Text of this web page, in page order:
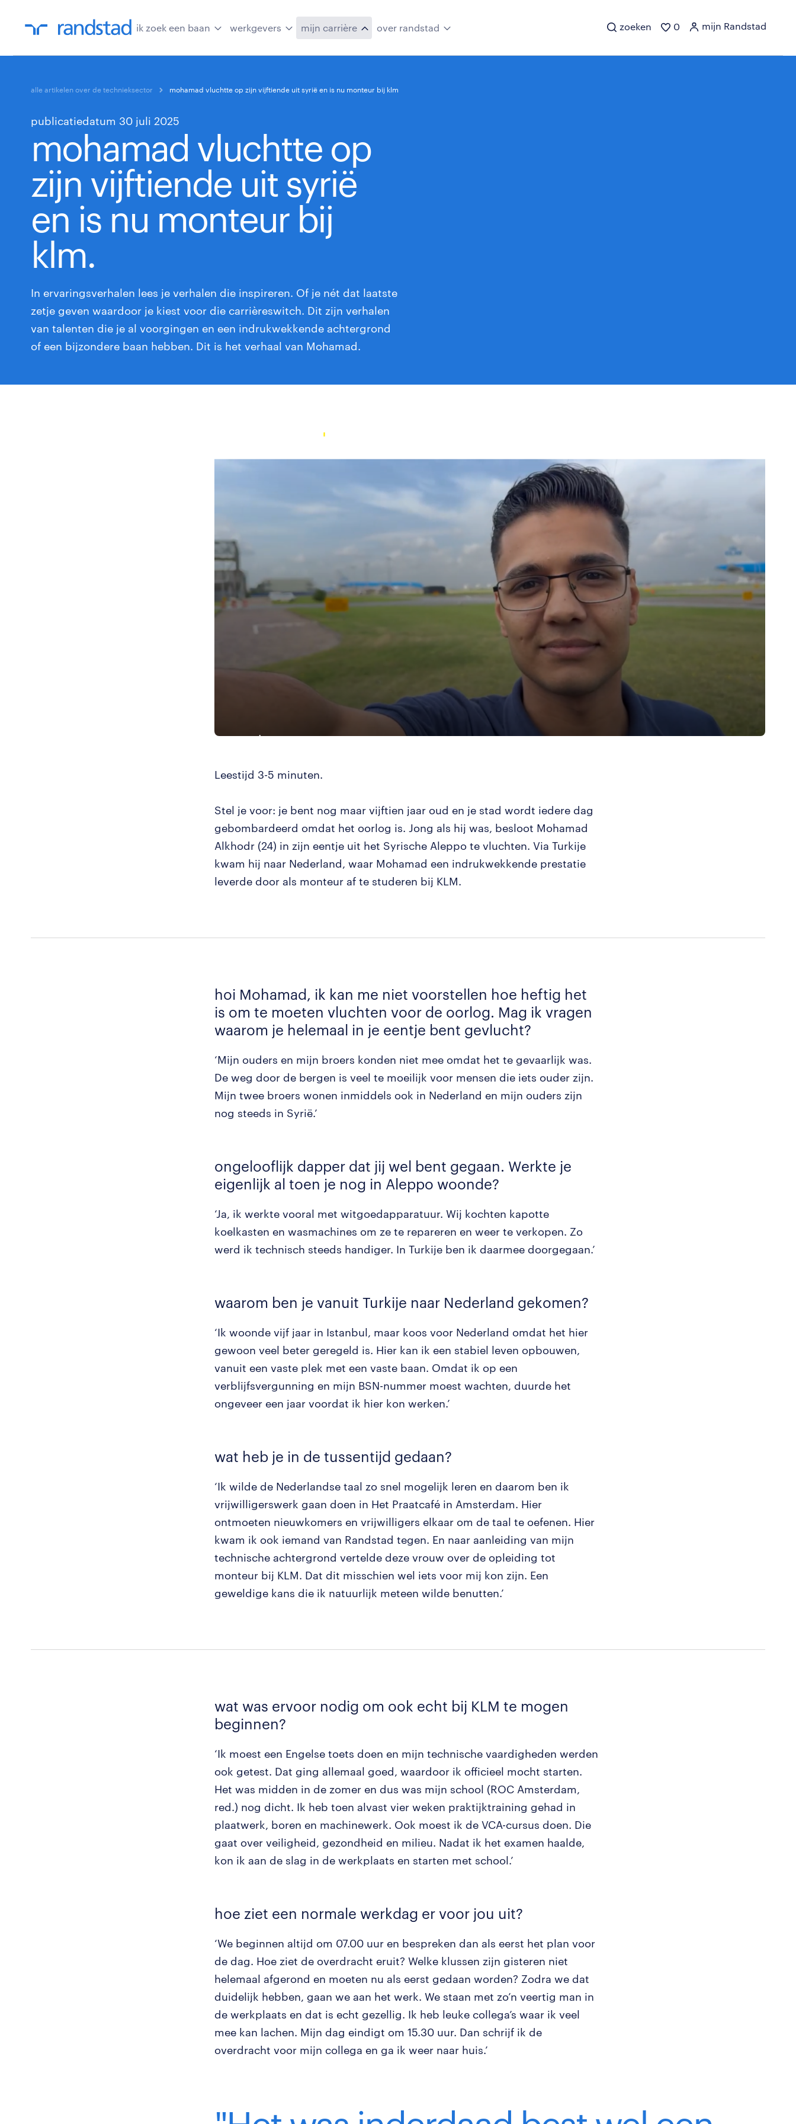
ik zoek een baan werkgevers mijn carrière over randstad zoeken 0 mijn Randstad
alle artikelen over de technieksector mohamad vluchtte op zijn vijftiende uit syrië en is nu monteur bij klm
publicatiedatum 30 juli 2025
mohamad vluchtte op
zijn vijftiende uit syrië
en is nu monteur bij
klm.
In ervaringsverhalen lees je verhalen die inspireren. Of je nét dat laatste
zetje geven waardoor je kiest voor die carrièreswitch. Dit zijn verhalen
van talenten die je al voorgingen en een indrukwekkende achtergrond
of een bijzondere baan hebben. Dit is het verhaal van Mohamad.
Leestijd 3-5 minuten.
Stel je voor: je bent nog maar vijftien jaar oud en je stad wordt iedere dag
gebombardeerd omdat het oorlog is. Jong als hij was, besloot Mohamad
Alkhodr (24) in zijn eentje uit het Syrische Aleppo te vluchten. Via Turkije
kwam hij naar Nederland, waar Mohamad een indrukwekkende prestatie
leverde door als monteur af te studeren bij KLM.
hoi Mohamad, ik kan me niet voorstellen hoe heftig het
is om te moeten vluchten voor de oorlog. Mag ik vragen
waarom je helemaal in je eentje bent gevlucht?
‘Mijn ouders en mijn broers konden niet mee omdat het te gevaarlijk was.
De weg door de bergen is veel te moeilijk voor mensen die iets ouder zijn.
Mijn twee broers wonen inmiddels ook in Nederland en mijn ouders zijn
nog steeds in Syrië.’
ongelooflijk dapper dat jij wel bent gegaan. Werkte je
eigenlijk al toen je nog in Aleppo woonde?
‘Ja, ik werkte vooral met witgoedapparatuur. Wij kochten kapotte
koelkasten en wasmachines om ze te repareren en weer te verkopen. Zo
werd ik technisch steeds handiger. In Turkije ben ik daarmee doorgegaan.’
waarom ben je vanuit Turkije naar Nederland gekomen?
‘Ik woonde vijf jaar in Istanbul, maar koos voor Nederland omdat het hier
gewoon veel beter geregeld is. Hier kan ik een stabiel leven opbouwen,
vanuit een vaste plek met een vaste baan. Omdat ik op een
verblijfsvergunning en mijn BSN-nummer moest wachten, duurde het
ongeveer een jaar voordat ik hier kon werken.’
wat heb je in de tussentijd gedaan?
‘Ik wilde de Nederlandse taal zo snel mogelijk leren en daarom ben ik
vrijwilligerswerk gaan doen in Het Praatcafé in Amsterdam. Hier
ontmoeten nieuwkomers en vrijwilligers elkaar om de taal te oefenen. Hier
kwam ik ook iemand van Randstad tegen. En naar aanleiding van mijn
technische achtergrond vertelde deze vrouw over de opleiding tot
monteur bij KLM. Dat dit misschien wel iets voor mij kon zijn. Een
geweldige kans die ik natuurlijk meteen wilde benutten.’
wat was ervoor nodig om ook echt bij KLM te mogen
beginnen?
‘Ik moest een Engelse toets doen en mijn technische vaardigheden werden
ook getest. Dat ging allemaal goed, waardoor ik officieel mocht starten.
Het was midden in de zomer en dus was mijn school (ROC Amsterdam,
red.) nog dicht. Ik heb toen alvast vier weken praktijktraining gehad in
plaatwerk, boren en machinewerk. Ook moest ik de VCA-cursus doen. Die
gaat over veiligheid, gezondheid en milieu. Nadat ik het examen haalde,
kon ik aan de slag in de werkplaats en starten met school.’
hoe ziet een normale werkdag er voor jou uit?
‘We beginnen altijd om 07.00 uur en bespreken dan als eerst het plan voor
de dag. Hoe ziet de overdracht eruit? Welke klussen zijn gisteren niet
helemaal afgerond en moeten nu als eerst gedaan worden? Zodra we dat
duidelijk hebben, gaan we aan het werk. We staan met zo’n veertig man in
de werkplaats en dat is echt gezellig. Ik heb leuke collega’s waar ik veel
mee kan lachen. Mijn dag eindigt om 15.30 uur. Dan schrijf ik de
overdracht voor mijn collega en ga ik weer naar huis.’